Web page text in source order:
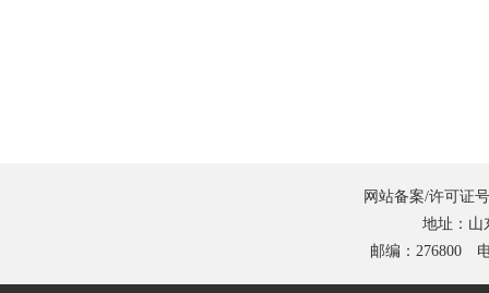
网站备案/许可证
地址：山
邮编：276800